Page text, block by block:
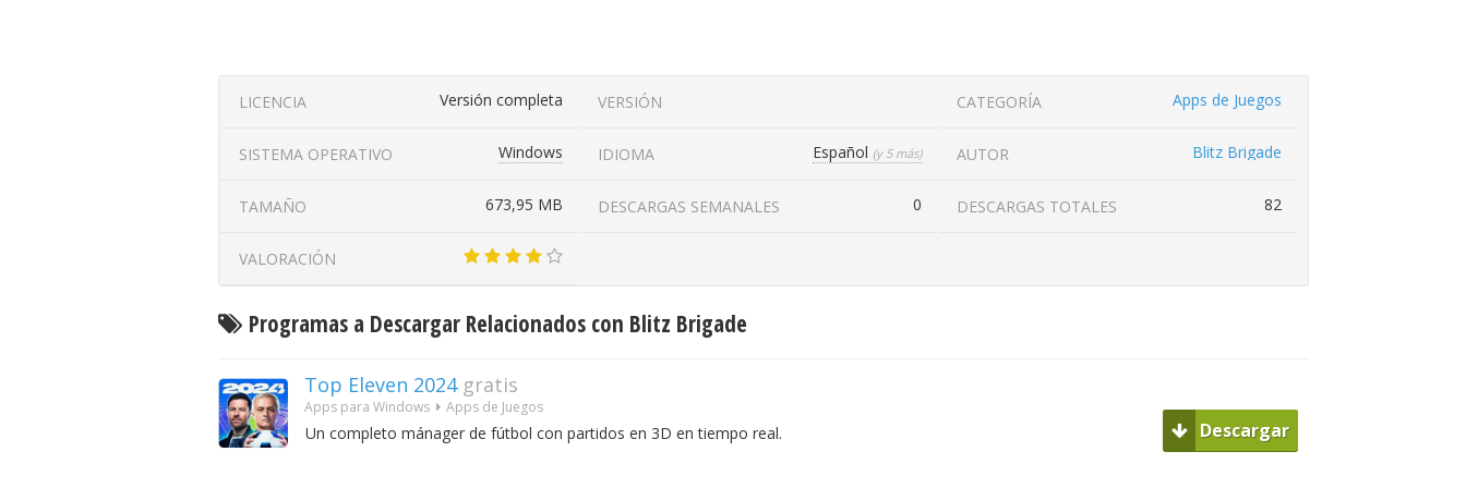
LICENCIA Versión completa VERSIÓN CATEGORÍA Apps de Juegos
SISTEMA OPERATIVO Windows IDIOMA Español (y 5 más) AUTOR Blitz Brigade
TAMAÑO 673,95 MB DESCARGAS SEMANALES 0 DESCARGAS TOTALES 82
VALORACIÓN
Programas a Descargar Relacionados con Blitz Brigade
Top Eleven 2024 gratis
Apps para Windows Apps de Juegos
Un completo mánager de fútbol con partidos en 3D en tiempo real. Descargar